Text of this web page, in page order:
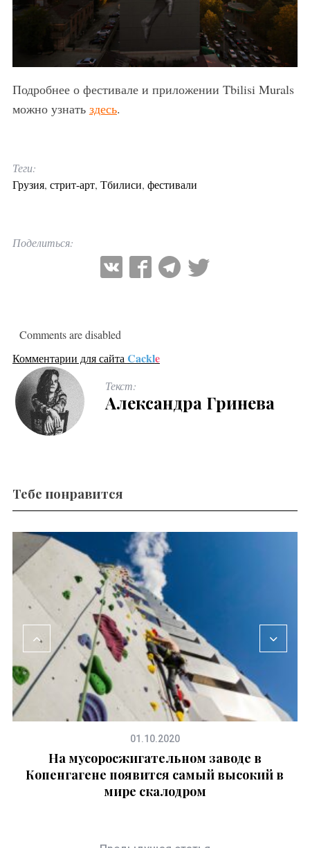
Подробнее о фестивале и приложении Tbilisi Murals
можно узнать здесь.
Теги:
Грузия, стрит-арт, Тбилиси, фестивали
Поделиться:
Comments are disabled
Комментарии для сайта Cackle
Текст:
Александра Гринева
Тебе понравится
01.10.2020
На мусоросжигательном заводе в
Копенгагене появится самый высокий в
мире скалодром